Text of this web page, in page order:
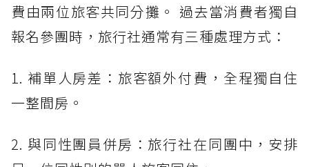
費由兩位旅客共同分攤。 過去當消費者獨自
報名參團時，旅行社通常有三種處理方式：
1. 補單人房差：旅客額外付費，全程獨自住
一整間房。
2. 與同性團員併房：旅行社在同團中，安排